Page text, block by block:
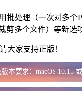
批处理（一次对多个
剪多个文件）等新选
大家支持正版！
版本要求：macOS 10.15